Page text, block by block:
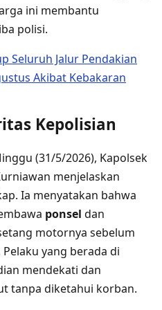
ini membantu
polisi.
Seluruh Jalur Pendakian
Akibat Kebakaran
Kepolisian
(31/5/2026), Kapolsek
menjelaskan
Ia menyatakan bahwa
ponsel dan
motornya sebelum
yang berada di
mendekati dan
tanpa diketahui korban.